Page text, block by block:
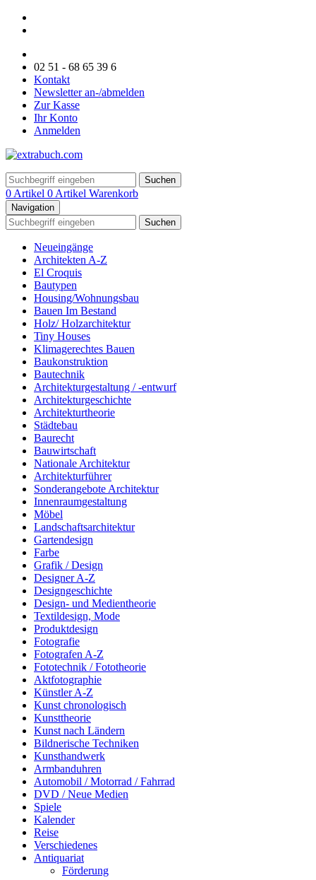
02 51 - 68 65 39 6
Kontakt
Newsletter an-/abmelden
Zur Kasse
Ihr Konto
Anmelden
Suchen
0 Artikel 0 Artikel Warenkorb
Navigation
Suchen
Neueingänge
Architekten A-Z
El Croquis
Bautypen
Housing/Wohnungsbau
Bauen Im Bestand
Holz/ Holzarchitektur
Tiny Houses
Klimagerechtes Bauen
Baukonstruktion
Bautechnik
Architekturgestaltung / -entwurf
Architekturgeschichte
Architekturtheorie
Städtebau
Baurecht
Bauwirtschaft
Nationale Architektur
Architekturführer
Sonderangebote Architektur
Innenraumgestaltung
Möbel
Landschaftsarchitektur
Gartendesign
Farbe
Grafik / Design
Designer A-Z
Designgeschichte
Design- und Medientheorie
Textildesign, Mode
Produktdesign
Fotografie
Fotografen A-Z
Fototechnik / Fototheorie
Aktfotographie
Künstler A-Z
Kunst chronologisch
Kunsttheorie
Kunst nach Ländern
Bildnerische Techniken
Kunsthandwerk
Armbanduhren
Automobil / Motorrad / Fahrrad
DVD / Neue Medien
Spiele
Kalender
Reise
Verschiedenes
Antiquariat
Förderung